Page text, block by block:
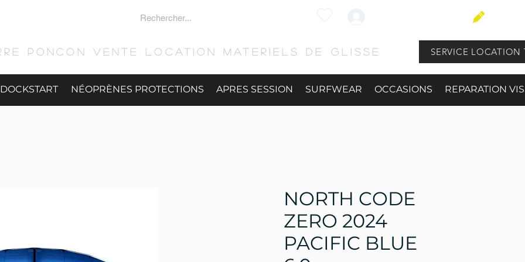
PONCON Vente location materiels de glisse SERVICE LOCATION
DOCKSTART NÉOPRÈNES PROTECTIONS APRES SESSION SURFWEAR OCCASIONS REPARATION
NORTH CODE
ZERO 2024
PACIFIC BLUE